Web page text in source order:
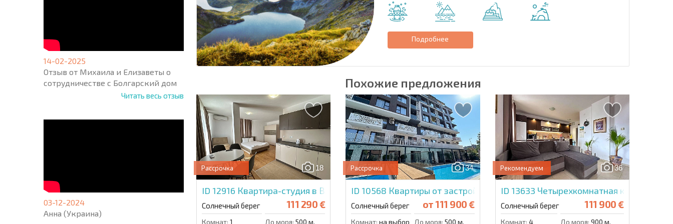
14-02-2025
Отзыв от Михаила и Елизаветы о
сотрудничестве с Болгарский дом
Читать весь отзыв
03-12-2024
Анна (Украина)
Отправить сообщение
Подробнее
Похожие предложения
18
Рассрочка
ID 12916 Квартира-студия в Вилла Ариа
Солнечный берег 111 290 €
Комнат: 1 До моря: 500 м.
34
Рассрочка
ID 10568 Квартиры от застройщика в Свит Хоум 9
Солнечный берег от111 900 €
Комнат: на выбор До моря: 500 м.
36
Рекомендуем
ID 13633 Четырехкомнатная квартира в
Солнечный берег 111 900 €
Комнат: 4 До моря: 900 м.